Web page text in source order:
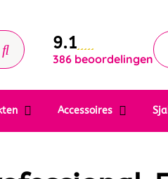
9.1
386 beoordelingen
Accessoires
Krijg een
Chat 24/7
Contact